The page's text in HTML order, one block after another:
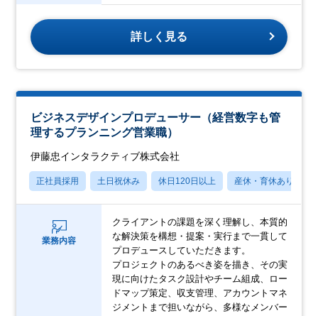
詳しく見る
ビジネスデザインプロデューサー（経営数字も管
理するプランニング営業職）
伊藤忠インタラクティブ株式会社
正社員採用 土日祝休み 休日120日以上 産休・育休あり
業務内容
クライアントの課題を深く理解し、本質的
な解決策を構想・提案・実行まで一貫して
プロデュースしていただきます。
プロジェクトのあるべき姿を描き、その実
現に向けたタスク設計やチーム組成、ロー
ドマップ策定、収支管理、アカウントマネ
ジメントまで担いながら、多様なメンバー